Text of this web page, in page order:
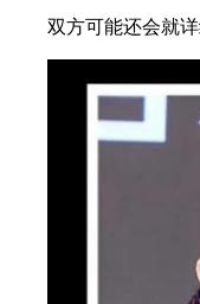
双方可能还会就